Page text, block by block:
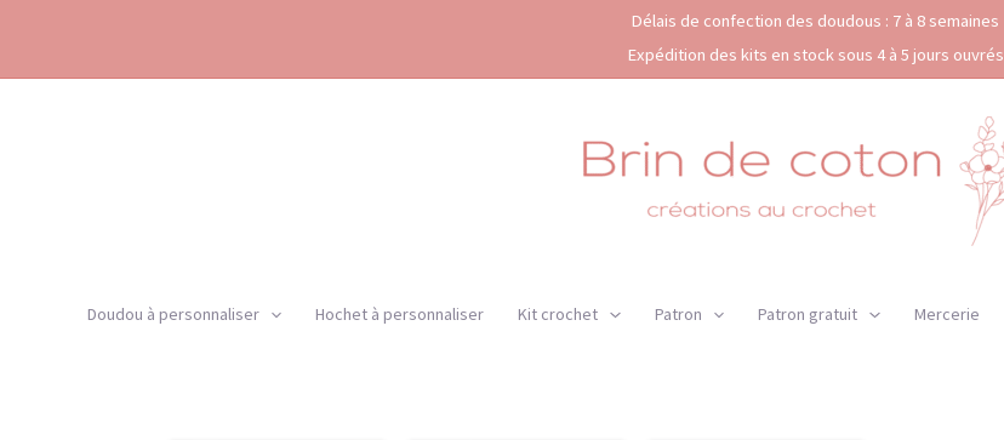
contenu
Délais de confection des doudous : 7 à 8 semaines
Expédition des kits en stock sous 4 à 5 jours ouvrés
Doudou à personnaliser Hochet à personnaliser Kit crochet Patron Patron gratuit Mercerie